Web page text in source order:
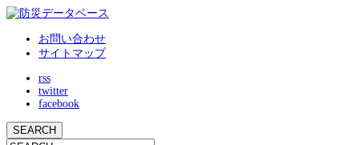
お問い合わせ
サイトマップ
rss
twitter
facebook